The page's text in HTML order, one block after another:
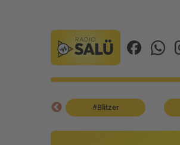
#Blitzer